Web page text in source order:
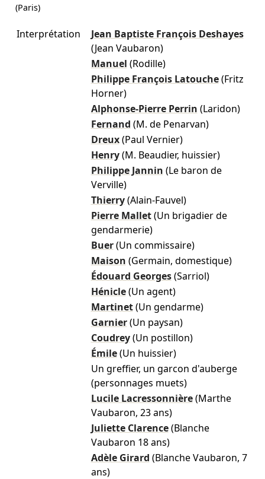
(Paris)
Interprétation
Jean Baptiste François Deshayes
(Jean Vaubaron)
Manuel (Rodille)
Philippe François Latouche (Fritz
Horner)
Alphonse-Pierre Perrin (Laridon)
Fernand (M. de Penarvan)
Dreux (Paul Vernier)
Henry (M. Beaudier, huissier)
Philippe Jannin (Le baron de
Verville)
Thierry (Alain-Fauvel)
Pierre Mallet (Un brigadier de
gendarmerie)
Buer (Un commissaire)
Maison (Germain, domestique)
Édouard Georges (Sarriol)
Hénicle (Un agent)
Martinet (Un gendarme)
Garnier (Un paysan)
Coudrey (Un postillon)
Émile (Un huissier)
Un greffier, un garcon d'auberge
(personnages muets)
Lucile Lacressonnière (Marthe
Vaubaron, 23 ans)
Juliette Clarence (Blanche
Vaubaron 18 ans)
Adèle Girard (Blanche Vaubaron, 7
ans)